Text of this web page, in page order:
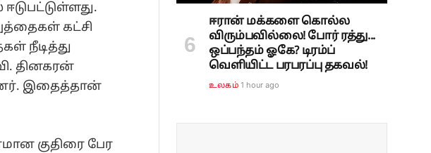
கட்சி
நீடித்து
தினகரன்
இதைத்தான்
குதிரை பேர
ஈரான் மக்களை கொல்ல
விரும்பவில்லை! போர் ரத்து...
ஒப்பந்தம் ஓகே? டிரம்ப்
வெளியிட்ட பரபரப்பு தகவல்!
உலகம் 1 hour ago